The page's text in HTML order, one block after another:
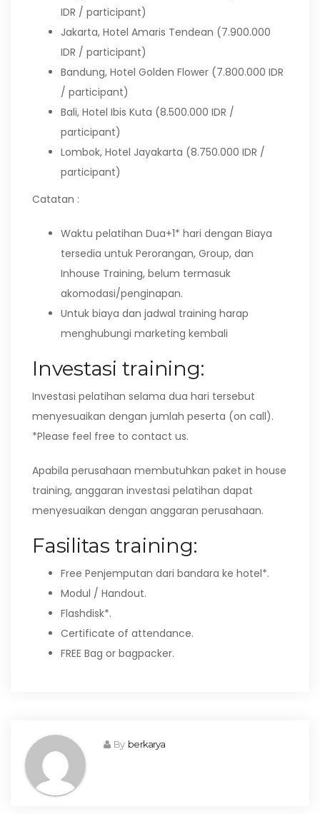
IDR / participant)
Jakarta, Hotel Amaris Tendean (7.900.000
IDR / participant)
Bandung, Hotel Golden Flower (7.800.000 IDR
/ participant)
Bali, Hotel Ibis Kuta (8.500.000 IDR /
participant)
Lombok, Hotel Jayakarta (8.750.000 IDR /
participant)
Catatan :
Waktu pelatihan Dua+1* hari dengan Biaya
tersedia untuk Perorangan, Group, dan
Inhouse Training, belum termasuk
akomodasi/penginapan.
Untuk biaya dan jadwal training harap
menghubungi marketing kembali
Investasi training:
Investasi pelatihan selama dua hari tersebut
menyesuaikan dengan jumlah peserta (on call).
*Please feel free to contact us.
Apabila perusahaan membutuhkan paket in house
training, anggaran investasi pelatihan dapat
menyesuaikan dengan anggaran perusahaan.
Fasilitas training:
Free Penjemputan dari bandara ke hotel*.
Modul / Handout.
Flashdisk*.
Certificate of attendance.
FREE Bag or bagpacker.
By berkarya